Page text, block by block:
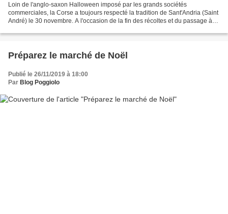
Loin de l'anglo-saxon Halloween imposé par les grands sociétés
commerciales, la Corse a toujours respecté la tradition de Sant'Andria (Saint
André) le 30 novembre. A l'occasion de la fin des récoltes et du passage à
Préparez le marché de Noël
Publié le 26/11/2019 à 18:00
Par Blog Poggiolo